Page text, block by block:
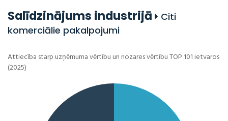
Salīdzinājums industrijā
Citi
komerciālie pakalpojumi
Attiecība starp uzņēmuma vērtību un nozares vērtību TOP 101 ietvaros
(2025)